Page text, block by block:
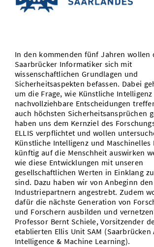
Vom Studium in den Beruf
Study Scheduler
Bibliothek
Start-ups
IT-Themenabend
Ranking
SIC Merchandise
SIC Podcast
Termine, Vorträge und Veranstaltungen
Alumni
In den kommenden fünf Jahren wollen
Saarbrücker Informatiker sich mit
wissenschaftlichen Grundlagen und
Sicherheitsaspekten befassen. Dabei
um die Frage, wie Künstliche Intelligenz
nachvollziehbare Entscheidungen
auch höchsten Sicherheitsansprüchen
haben uns dem Kernziel des
ELLIS verpflichtet und wollen
Künstliche Intelligenz und Maschinelles
künftig auf die Menschheit auswirken
wie diese Entwicklungen mit unseren
gesellschaftlichen Werten in Einklang
sind. Dazu haben wir von Anbeginn
Industriepartnern angestrebt. Zudem
dafür die nächste Generation von
und Forschern ausbilden und
Professor Bernt Schiele, Vorsitzender
etablierten Ellis Unit SAM
Intelligence & Machine Learning).